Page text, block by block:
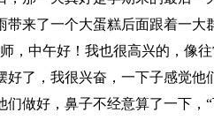
带来了一个大蛋糕后面跟着一大
，中午好！我也很高兴的，像
好了，我很兴奋，一下子感觉
们做好，鼻子不经意算了一下，